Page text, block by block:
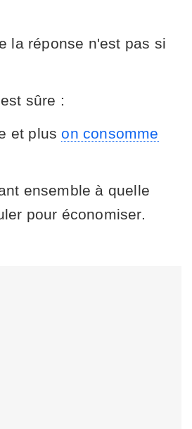
la réponse n'est pas si
sûre :
et pluson consomme
ensemble à quelle
pour économiser.